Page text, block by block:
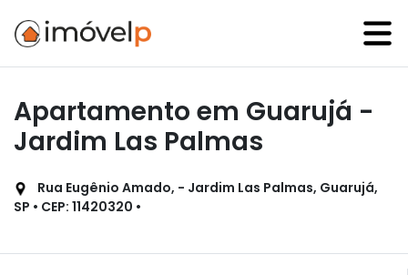
Apartamento em Guarujá -
Jardim Las Palmas
Rua Eugênio Amado, - Jardim Las Palmas, Guarujá,
SP • CEP: 11420320 •